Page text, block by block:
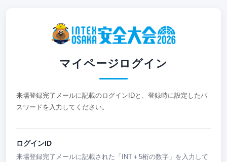
マイページログイン
来場登録完了メールに記載のログインIDと、登録時に設定したパ
スワードを入力してください。
ログインID
来場登録完了メールに記載された「INT＋5桁の数字」を入力して